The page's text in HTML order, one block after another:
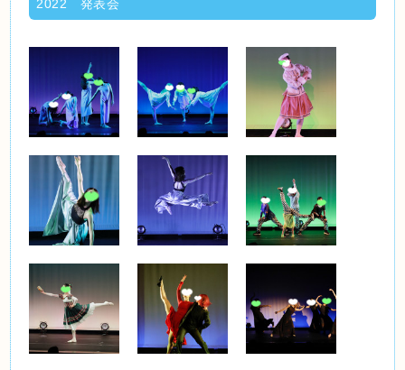
2022 発表会